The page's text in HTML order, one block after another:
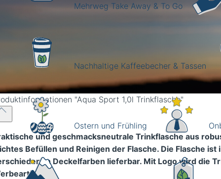
Mehrweg Take Away & To Go
Nachhaltige Kaffeebecher & Tassen
Ostern und Frühling
"Aqua Sport 1,0l Trinkflasche"
und geschmacksneutrale Trinkflasche aus
Befüllen und Reinigen der Flasche. Die Flasche
Deckelfarben lieferbar. Mit Logo wird die